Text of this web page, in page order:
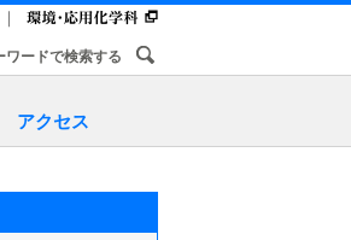
｜
アクセス